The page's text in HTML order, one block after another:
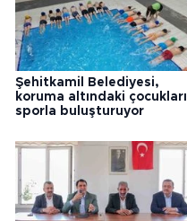
Şehitkamil Belediyesi,
koruma altındaki çocukları
sporla buluşturuyor